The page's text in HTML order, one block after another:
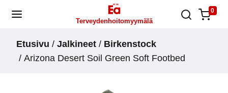
Skip
Terveydenhoitomyymälä
0
Etusivu / Jalkineet / Birkenstock
/ Arizona Desert Soil Green Soft Footbed